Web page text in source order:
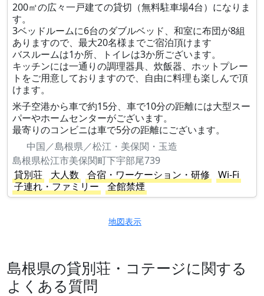
200㎡の広々一戸建ての貸切（無料駐車場4台）になりま
す。
3ベッドルームに6台のダブルベッド、和室に布団が8組
ありますので、最大20名様までご宿泊頂けます
バスルームは1か所、トイレは3か所ございます。
キッチンには一通りの調理器具、炊飯器、ホットプレー
トをご用意しておりますので、自由に料理も楽しんで頂
けます。
米子空港から車で約15分、車で10分の距離には大型スー
パーやホームセンターがございます。
最寄りのコンビニは車で5分の距離にございます。
中国／島根県／松江・美保関・玉造
島根県松江市美保関町下宇部尾739
貸別荘
大人数 合宿・ワーケーション・研修
Wi-Fi
子連れ・ファミリー
全館禁煙
地図表示
島根県の貸別荘・コテージに関する
よくある質問